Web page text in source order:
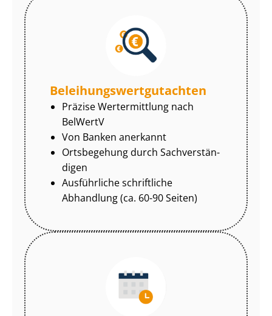
Be­lei­hungs­wert­gut­ach­ten
Präzise Wertermittlung nach
BelWertV
Von Banken anerkannt
Ortsbegehung durch Sach­ver­stän­
di­gen
Ausführliche schriftliche
Abhandlung (ca. 60-90 Seiten)